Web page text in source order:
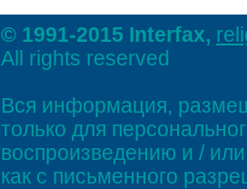
© 1991-2015 Interfax,
All rights reserved
Вся информация,
только для
воспроизведению и /
как с письменного